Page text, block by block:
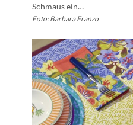
Schmaus ein…
Foto: Barbara Franzo